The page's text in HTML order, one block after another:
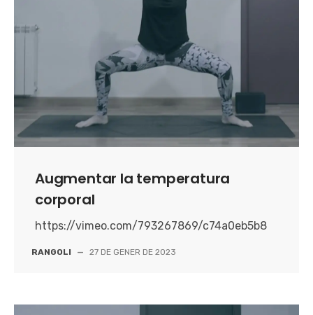
Augmentar la temperatura
corporal
https://vimeo.com/793267869/c74a0eb5b8
RANGOLI — 27 DE GENER DE 2023